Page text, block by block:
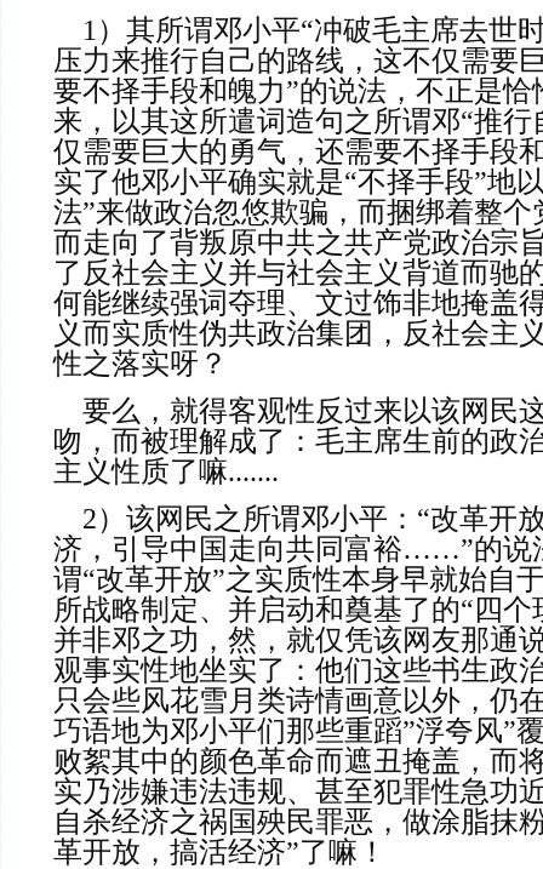
压力来推行自己的路线，这不仅需要
要不择手段和魄力”的说法，不正是
来，以其这所遣词造句之所谓邓“推
仅需要巨大的勇气，还需要不择手段
实了他邓小平确实就是“不择手段”地
法”来做政治忽悠欺骗，而捆绑着整
而走向了背叛原中共之共产党政治宗
了反社会主义并与社会主义背道而驰
何能继续强词夺理、文过饰非地掩盖
义而实质性伪共政治集团，反社会主
性之落实呀？
吻，而被理解成了：毛主席生前的政
主义性质了嘛.......
济，引导中国走向共同富裕……”的说
谓“改革开放”之实质性本身早就始自
所战略制定、并启动和奠基了的“四个
并非邓之功，然，就仅凭该网友那通
观事实性地坐实了：他们这些书生政
只会些风花雪月类诗情画意以外，仍
巧语地为邓小平们那些重蹈”浮夸风”
败絮其中的颜色革命而遮丑掩盖，而
实乃涉嫌违法违规、甚至犯罪性急功
自杀经济之祸国殃民罪恶，做涂脂抹
革开放，搞活经济”了嘛！